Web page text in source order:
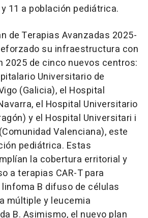
11 a población pediátrica.
de Terapias Avanzadas 2025-
su infraestructura con
2025 de cinco nuevos centros:
Universitario de
(Galicia), el Hospital
el Hospital Universitario
y el Hospital Universitari i
Valenciana), este
pediátrica. Estas
la cobertura erritorial y
a terapias CAR-T para
B difuso de células
múltiple y leucemia
B. Asimismo, el nuevo plan